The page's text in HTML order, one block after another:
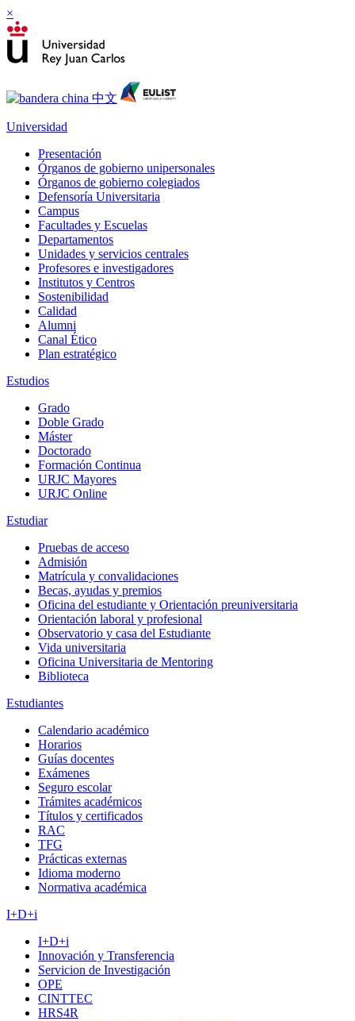
×
Universidad
Presentación
Órganos de gobierno unipersonales
Órganos de gobierno colegiados
Defensoría Universitaria
Campus
Facultades y Escuelas
Departamentos
Unidades y servicios centrales
Profesores e investigadores
Institutos y Centros
Sostenibilidad
Calidad
Alumni
Canal Ético
Plan estratégico
Estudios
Grado
Doble Grado
Máster
Doctorado
Formación Continua
URJC Mayores
URJC Online
Estudiar
Pruebas de acceso
Admisión
Matrícula y convalidaciones
Becas, ayudas y premios
Oficina del estudiante y Orientación preuniversitaria
Orientación laboral y profesional
Observatorio y casa del Estudiante
Vida universitaria
Oficina Universitaria de Mentoring
Biblioteca
Estudiantes
Calendario académico
Horarios
Guías docentes
Exámenes
Seguro escolar
Trámites académicos
Títulos y certificados
RAC
TFG
Prácticas externas
Idioma moderno
Normativa académica
I+D+i
I+D+i
Innovación y Transferencia
Servicion de Investigación
OPE
CINTTEC
HRS4R